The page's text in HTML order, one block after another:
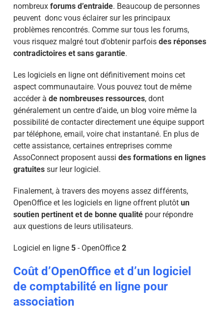
nombreux forums d’entraide. Beaucoup de personnes
peuvent donc vous éclairer sur les principaux
problèmes rencontrés. Comme sur tous les forums,
vous risquez malgré tout d’obtenir parfois des réponses
contradictoires et sans garantie.
Les logiciels en ligne ont définitivement moins cet
aspect communautaire. Vous pouvez tout de même
accéder à de nombreuses ressources, dont
généralement un centre d’aide, un blog voire même la
possibilité de contacter directement une équipe support
par téléphone, email, voire chat instantané. En plus de
cette assistance, certaines entreprises comme
AssoConnect proposent aussi des formations en lignes
gratuitessur leur logiciel.
Finalement, à travers des moyens assez différents,
OpenOffice et les logiciels en ligne offrent plutôt un
soutien pertinent et de bonne qualitépour répondre
aux questions de leurs utilisateurs.
Logiciel en ligne 5- OpenOffice 2
Coût d’OpenOffice et d’un logiciel
de comptabilité en ligne pour
association